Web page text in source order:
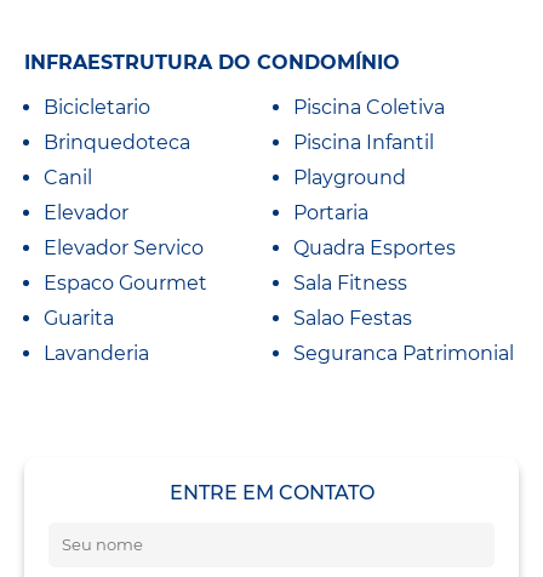
INFRAESTRUTURA DO CONDOMÍNIO
Bicicletario
Brinquedoteca
Canil
Elevador
Elevador Servico
Espaco Gourmet
Guarita
Lavanderia
Piscina Coletiva
Piscina Infantil
Playground
Portaria
Quadra Esportes
Sala Fitness
Salao Festas
Seguranca Patrimonial
ENTRE EM CONTATO